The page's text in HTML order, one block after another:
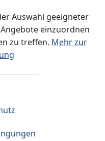
Auswahl geeigneter
einzuordnen
zu treffen. Mehr zur